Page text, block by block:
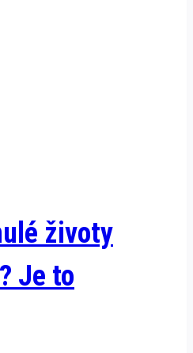
životy
Je to